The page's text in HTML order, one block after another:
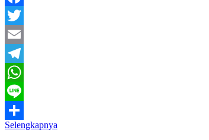
Facebook
Twitter
Email
Telegram
WhatsApp
Line
Share
Selengkapnya